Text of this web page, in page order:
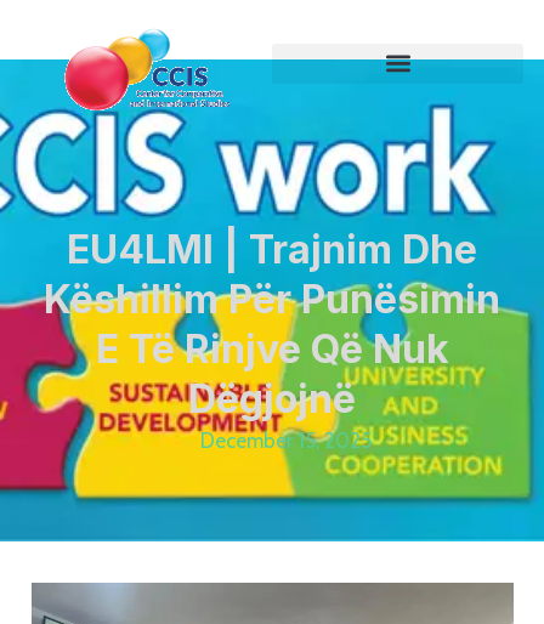
EU4LMI | Trajnim Dhe
Këshillim Për Punësimin
E Të Rinjve Që Nuk
Dëgjojnë
December 15, 2025